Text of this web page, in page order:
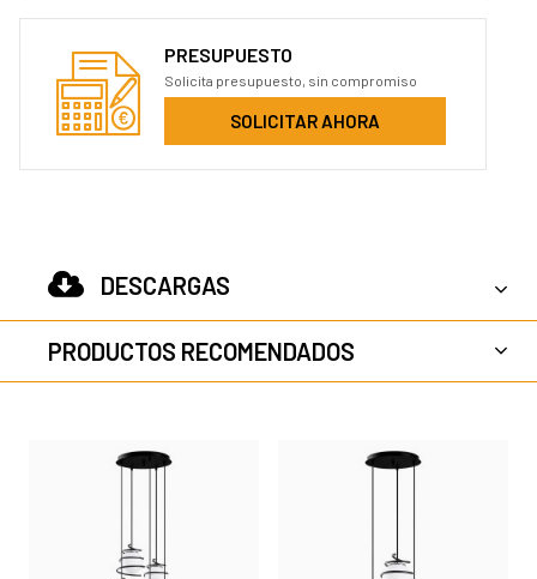
PRESUPUESTO
Solicita presupuesto, sin compromiso
SOLICITAR AHORA
DESCARGAS
PRODUCTOS RECOMENDADOS